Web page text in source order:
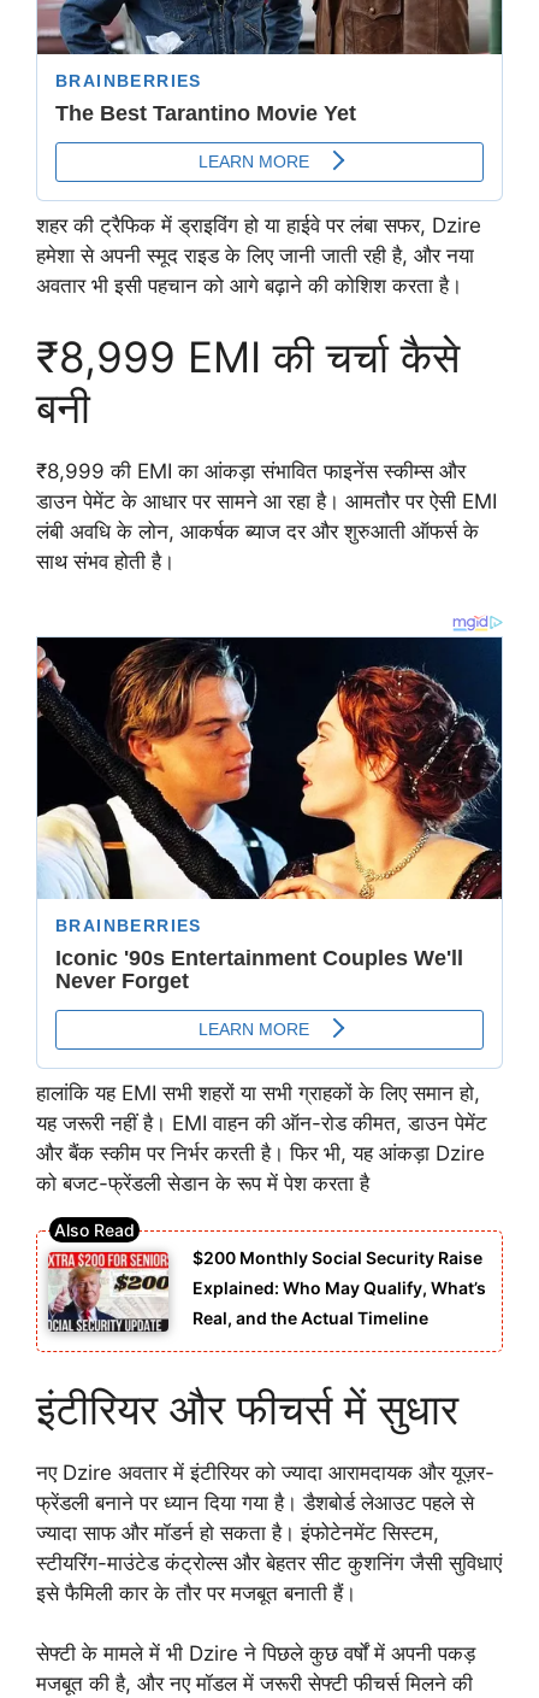
शहर की ट्रैफिक में ड्राइविंग हो या हाईवे पर लंबा सफर, Dzire
हमेशा से अपनी स्मूद राइड के लिए जानी जाती रही है, और नया
अवतार भी इसी पहचान को आगे बढ़ाने की कोशिश करता है।
₹8,999 EMI की चर्चा कैसे
बनी
₹8,999 की EMI का आंकड़ा संभावित फाइनेंस स्कीम्स और
डाउन पेमेंट के आधार पर सामने आ रहा है। आमतौर पर ऐसी EMI
लंबी अवधि के लोन, आकर्षक ब्याज दर और शुरुआती ऑफर्स के
साथ संभव होती है।
हालांकि यह EMI सभी शहरों या सभी ग्राहकों के लिए समान हो,
यह जरूरी नहीं है। EMI वाहन की ऑन-रोड कीमत, डाउन पेमेंट
और बैंक स्कीम पर निर्भर करती है। फिर भी, यह आंकड़ा Dzire
को बजट-फ्रेंडली सेडान के रूप में पेश करता है
$200 Monthly Social Security Raise
Explained: Who May Qualify, What’s
Real, and the Actual Timeline
इंटीरियर और फीचर्स में सुधार
नए Dzire अवतार में इंटीरियर को ज्यादा आरामदायक और यूज़र-
फ्रेंडली बनाने पर ध्यान दिया गया है। डैशबोर्ड लेआउट पहले से
ज्यादा साफ और मॉडर्न हो सकता है। इंफोटेनमेंट सिस्टम,
स्टीयरिंग-माउंटेड कंट्रोल्स और बेहतर सीट कुशनिंग जैसी सुविधाएं
इसे फैमिली कार के तौर पर मजबूत बनाती हैं।
सेफ्टी के मामले में भी Dzire ने पिछले कुछ वर्षों में अपनी पकड़
मजबूत की है, और नए मॉडल में जरूरी सेफ्टी फीचर्स मिलने की